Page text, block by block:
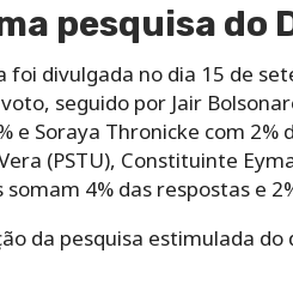
pesquisa
divulgada no dia 15 de
seguido por Jair
e Soraya Thronicke com
(PSTU), Constituinte
4% das respostas e
da pesquisa estimulada do